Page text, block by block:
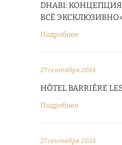
DHABI:
ВСЁ ЭКСКЛЮЗИВНО»
Подробнее
27 сентября 2024
HÔTEL BARRIÈRE
Подробнее
27 сентября 2024